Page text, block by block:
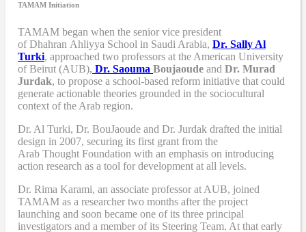
TAMAM Initiation
TAMAM began when the senior vice president
of Dhahran Ahliyya School in Saudi Arabia, Dr. Sally Al
Turki, approached two professors at the American University
of Beirut (AUB), Dr. Saouma Boujaoude and Dr. Murad
Jurdak, to propose a school-based reform initiative that could
generate actionable theories grounded in the sociocultural
context of the Arab region.
Dr. Al Turki, Dr. BouJaoude and Dr. Jurdak drafted the initial
design in 2007, securing its first grant from the
Arab Thought Foundation with an emphasis on introducing
action research as a tool for development at all levels.
Dr. Rima Karami, an associate professor at AUB, joined
TAMAM as a researcher two months after the project
launching and soon became one of its three principal
investigators and a member of its Steering Team. At that early